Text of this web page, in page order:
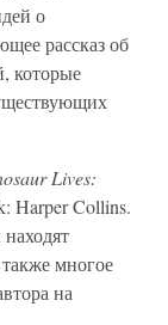
о
рассказ об
которые
Lives:
Harper Collins.
многое
на